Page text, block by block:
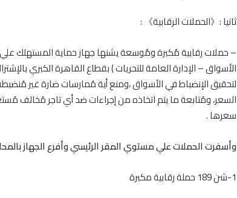
ثانيا :《الحملات الرقابية》 :
– حملات رقابية مٌكبرة ومٌوسعة يشنها جهاز حماية المستهلك علي
الأسواق – الإدارة العامة للتحريات ) بقطاع القاهرة الكبري
لتحقيق الإنضباط في الأسواق ،ومنع أية مُمارسات ضارة غير
السعر، ومُتابعة ما يتم اتخاذه من إجراءات ضد أي تاجر مُخالف
سعرها .
وأسفرت الحملات علي مستوي المقر الرئيسي وأفرع الجهاز بالمحافظات في
1-شن 189 حملة رقابية مكبرة